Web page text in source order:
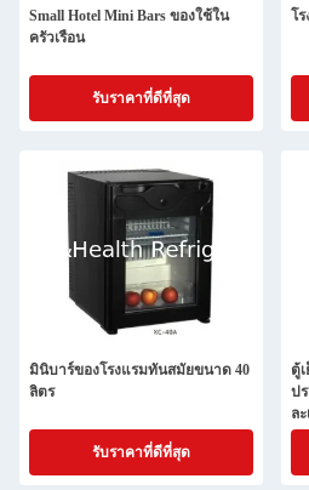
Small Hotel Mini Bars ของใช้ใน
ครัวเรือน
รับราคาที่ดีที่สุด
โ
มินิบาร์ของโรงแรมทันสมัยขนาด 40
ลิตร
รับราคาที่ดีที่สุด
ตู้
ป
ล
ทา